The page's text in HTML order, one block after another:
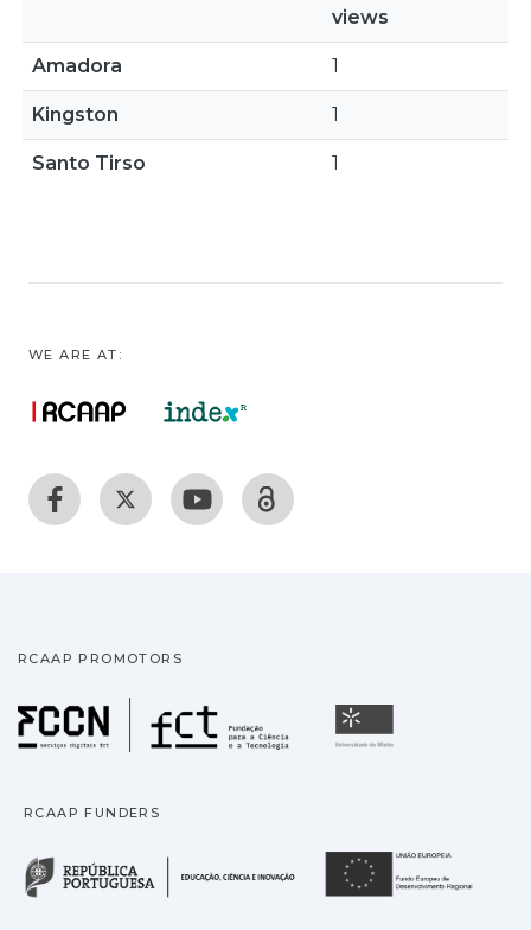
views
Amadora 1
Kingston 1
Santo Tirso 1
WE ARE AT:
RCAAP PROMOTORS
Fundação para a
RCAAP FUNDERS
República Portuguesa